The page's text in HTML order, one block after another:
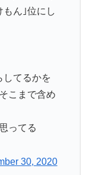
ん｣位にし
してるかを
こまで含め
ってる
30, 2020